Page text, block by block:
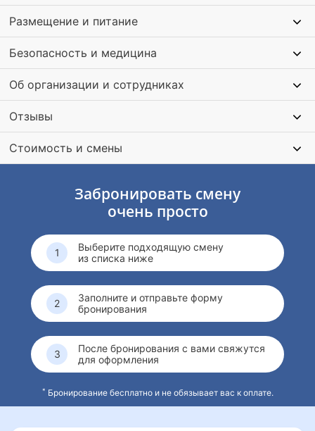
верёвочный курс, тропа доверия, вечерняя свечка.На них
ребята учатся поддерживать друг друга, становятся
настоящей командой и чувствуют, что каждый здесь важен
и ценен.
Каждая смена — тематическая:театр, кино, кулинария,
другие творческие направления.
дискотеки.
Размещение и питание
Безопасность и медицина
Об организации и сотрудниках
Отзывы
Стоимость и смены
Забронировать смену
очень просто
Выберите подходящую смену
из списка ниже
Заполните и отправьте форму
бронирования
После бронирования с вами свяжутся
для оформления
* Бронирование бесплатно и не обязывает вас к оплате.